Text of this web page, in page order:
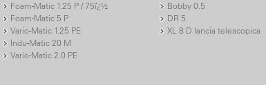
Foam-Matic 1.25 P / 75ï¿½
Foam-Matic 5 P
Vario-Matic 1.25 PE
Indu-Matic 20 M
Vario-Matic 2.0 PE
Bobby 0.5
DR 5
XL 8 D lancia telescopica